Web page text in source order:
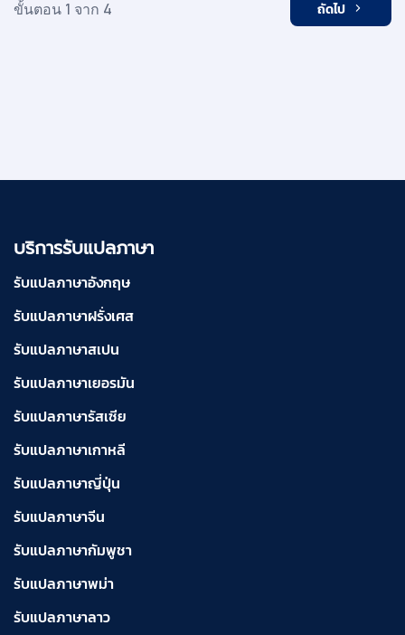
ขั้นตอน 1 จาก 4 ถัดไป
บริการรับแปลภาษา
รับแปลภาษาอังกฤษ
รับแปลภาษาฝรั่งเศส
รับแปลภาษาสเปน
รับแปลภาษาเยอรมัน
รับแปลภาษารัสเซีย
รับแปลภาษาเกาหลี
รับแปลภาษาญี่ปุ่น
รับแปลภาษาจีน
รับแปลภาษากัมพูชา
รับแปลภาษาพม่า
รับแปลภาษาลาว